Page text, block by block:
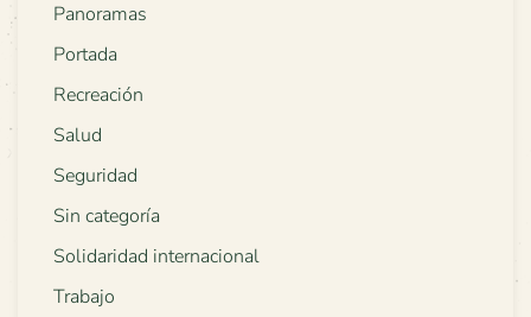
Panoramas
Portada
Recreación
Salud
Seguridad
Sin categoría
Solidaridad internacional
Trabajo